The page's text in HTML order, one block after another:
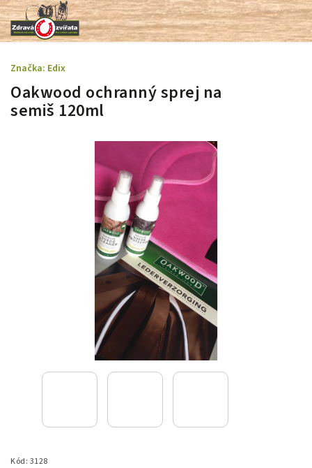
Oakwood ochranný sprej na
semiš 120ml
Kód: 3128
Značka: Edix